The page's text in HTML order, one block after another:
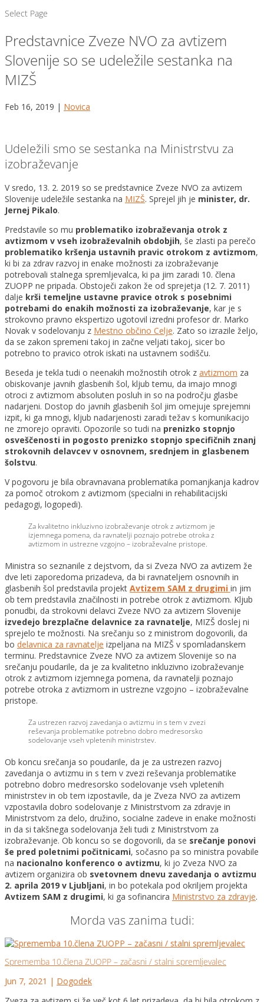
Select Page
Predstavnice Zveze NVO za avtizem
Slovenije so se udeležile sestanka na
MIZŠ
Feb 16, 2019 | Novica
Udeležili smo se sestanka na Ministrstvu za
izobraževanje
V sredo, 13. 2. 2019 so se predstavnice Zveze NVO za avtizem
Slovenije udeležile sestanka na MIZŠ. Sprejel jih je minister, dr.
Jernej Pikalo.
Predstavile so mu problematiko izobraževanja otrok z
avtizmom v vseh izobraževalnih obdobjih, še zlasti pa perečo
problematiko kršenja ustavnih pravic otrokom z avtizmom,
ki bi za zdrav razvoj in enake možnosti za izobraževanje
potrebovali stalnega spremljevalca, ki pa jim zaradi 10. člena
ZUOPP ne pripada. Obstoječi zakon že od sprejetja (12. 7. 2011)
dalje krši temeljne ustavne pravice otrok s posebnimi
potrebami do enakih možnosti za izobraževanje, kar je s
strokovno pravno ekspertizo ugotovil izredni profesor dr. Marko
Novak v sodelovanju z Mestno občino Celje. Zato so izrazile željo,
da se zakon spremeni takoj in začne veljati takoj, sicer bo
potrebno to pravico otrok iskati na ustavnem sodišču.
Beseda je tekla tudi o neenakih možnostih otrok z avtizmom za
obiskovanje javnih glasbenih šol, kljub temu, da imajo mnogi
otroci z avtizmom absoluten posluh in so na področju glasbe
nadarjeni. Dostop do javnih glasbenih šol jim omejuje sprejemni
izpit, ki ga mnogi, kljub nadarjenosti zaradi težav s komunikacijo
ne zmorejo opraviti. Opozorile so tudi na prenizko stopnjo
osveščenosti in pogosto prenizko stopnjo specifičnih znanj
strokovnih delavcev v osnovnem, srednjem in glasbenem
šolstvu.
V pogovoru je bila obravnavana problematika pomanjkanja kadrov
za pomoč otrokom z avtizmom (specialni in rehabilitacijski
pedagogi, logopedi).
Za kvalitetno inkluzivno izobraževanje otrok z avtizmom je
izjemnega pomena, da ravnatelji poznajo potrebe otroka z
avtizmom in ustrezne vzgojno – izobraževalne pristope.
Ministra so seznanile z dejstvom, da si Zveza NVO za avtizem že
dve leti zaporedoma prizadeva, da bi ravnateljem osnovnih in
glasbenih šol predstavila projekt Avtizem SAM z drugimi in jim
ob tem predstavila značilnosti in potrebe otrok z avtizmom. Kljub
ponudbi, da strokovni delavci Zveze NVO za avtizem Slovenije
izvedejo brezplačne delavnice za ravnatelje, MIZŠ doslej ni
sprejelo te možnosti. Na srečanju so z ministrom dogovorili, da
bo delavnica za ravnatelje izpeljana na MIZŠ v spomladanskem
terminu. Predstavnice Zveze NVO za avtizem Slovenije so na
srečanju poudarile, da je za kvalitetno inkluzivno izobraževanje
otrok z avtizmom izjemnega pomena, da ravnatelji poznajo
potrebe otroka z avtizmom in ustrezne vzgojno – izobraževalne
pristope.
Za ustrezen razvoj zavedanja o avtizmu in s tem v zvezi
reševanja problematike potrebno dobro medresorsko
sodelovanje vseh vpletenih ministrstev.
Ob koncu srečanja so poudarile, da je za ustrezen razvoj
zavedanja o avtizmu in s tem v zvezi reševanja problematike
potrebno dobro medresorsko sodelovanje vseh vpletenih
ministrstev in ob tem izpostavile, da je Zveza NVO za avtizem
vzpostavila dobro sodelovanje z Ministrstvom za zdravje in
Ministrstvom za delo, družino, socialne zadeve in enake možnosti
in da si takšnega sodelovanja želi tudi z Ministrstvom za
izobraževanje. Ob koncu so se dogovorili, da se srečanje ponovi
še pred poletnimi počitnicami, sočasno pa so ministra povabile
na nacionalno konferenco o avtizmu, ki jo Zveza NVO za
avtizem organizira ob svetovnem dnevu zavedanja o avtizmu
2. aprila 2019 v Ljubljani, in bo potekala pod okriljem projekta
Avtizem SAM z drugimi, ki ga sofinancira Ministrstvo za zdravje.
Morda vas zanima tudi:
Sprememba 10.člena ZUOPP – začasni / stalni spremljevalec
Jun 7, 2021 | Dogodek